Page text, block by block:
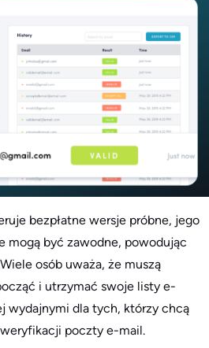
bezpłatne wersje próbne, jego
mogą być zawodne, powodując
osób uważa, że muszą
i utrzymać swoje listy e-
wydajnymi dla tych, którzy chcą
poczty e-mail.